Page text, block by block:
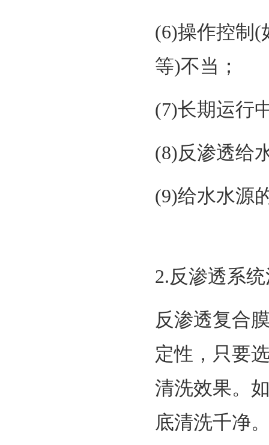
(6)操作控制(
等)不当；
(7)长期运行
(8)反渗透给
(9)给水水源
2.反渗透系
反渗透复合
定性，只要
清洗效果。
底清洗千净